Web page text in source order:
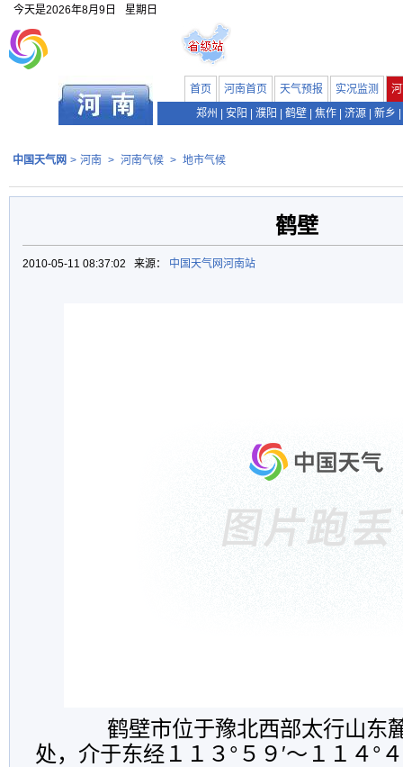
今天是2026年8月9日 星期日
首页 河南首页 天气预报 实况监测
郑州
安阳 濮阳 鹤壁 焦作 济源 新乡
中国天气网 > 河南 > 河南气候 > 地市气候
鹤壁
2010-05-11 08:37:02 来源： 中国天气网河南站
鹤壁市位于豫北西部太行山东
处，介于东经１１３°５９′～１１４°